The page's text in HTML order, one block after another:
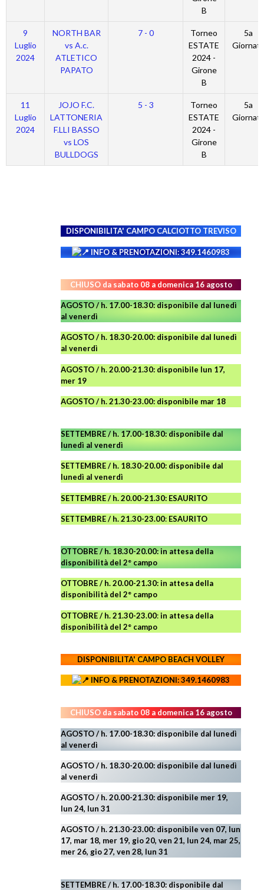
B
9
Luglio
2024
NORTH BAR
vs A.c.
ATLETICO
PAPATO
7 - 0
Torneo
ESTATE
2024 -
Girone
B
5a
Giornata
11
Luglio
2024
JOJO F.C.
LATTONERIA
F.LLI BASSO
vs LOS
BULLDOGS
5 - 3
Torneo
ESTATE
2024 -
Girone
B
5a
Giornata
DISPONIBILITA' CAMPO CALCIOTTO TREVISO
INFO & PRENOTAZIONI: 349.1460983
CHIUSO da sabato 08 a domenica 16 agosto
AGOSTO / h. 17.00-18.30: disponibile dal lunedì
al venerdì
AGOSTO/ h. 18.30-20.00: disponibile dal lunedì
al venerdì
AGOSTO / h. 20.00-21.30: disponibile lun 17,
mer 19
AGOSTO/ h. 21.30-23.00: disponibile mar 18
SETTEMBRE / h. 17.00-18.30: disponibile dal
lunedì al venerdì
SETTEMBRE / h. 18.30-20.00: disponibile dal
lunedì al venerdì
SETTEMBRE / h. 20.00-21.30: ESAURITO
SETTEMBRE / h. 21.30-23.00: ESAURITO
OTTOBRE / h. 18.30-20.00:in attesa della
disponibilità del 2° campo
OTTOBRE / h. 20.00-21.30:in attesa della
disponibilità del 2° campo
OTTOBRE / h. 21.30-23.00:in attesa della
disponibilità del 2° campo
DISPONIBILITA' CAMPOBEACH VOLLEY
INFO & PRENOTAZIONI: 349.1460983
CHIUSO da sabato 08 a domenica 16 agosto
AGOSTO / h. 17.00-18.30: disponibile dal lunedì
al venerdì
AGOSTO/ h. 18.30-20.00: disponibile dal lunedì
al venerdì
AGOSTO / h. 20.00-21.30: disponibile mer 19,
lun 24, lun 31
AGOSTO/ h. 21.30-23.00: disponibile ven 07, lun
17, mar 18, mer 19, gio 20, ven 21, lun 24, mar 25,
mer 26, gio 27, ven 28, lun 31
SETTEMBRE / h. 17.00-18.30: disponibile dal